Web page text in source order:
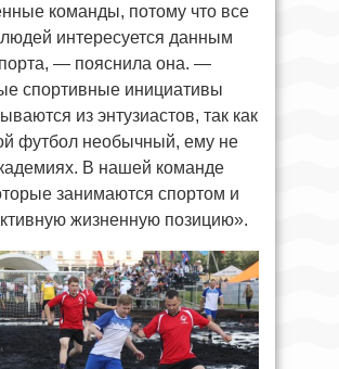
команды, потому что все
интересуется данным
— пояснила она. —
спортивные инициативы
из энтузиастов, так как
футбол необычный, ему не
В нашей команде
занимаются спортом и
жизненную позицию».